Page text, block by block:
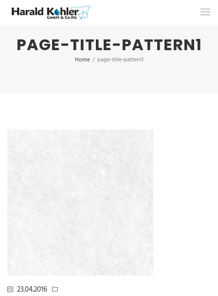
PAGE-TITLE-PATTERN1
Home / page-title-pattern1
23.04.2016